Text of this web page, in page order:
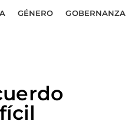
GÉNERO GOBERNANZA